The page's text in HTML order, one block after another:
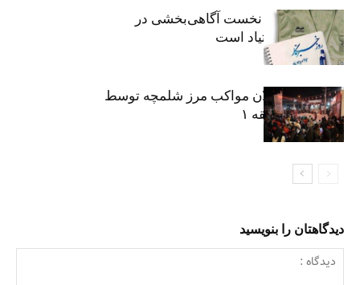
«رسانه» سنگر نخست آگاهی‌بخشی در
پیشگیری از اعتیاد است
نکوداشت فعالان مواکب مرز شلمچه توسط
شهرداری منطقه ۱
دیدگاهتان را بنویسید